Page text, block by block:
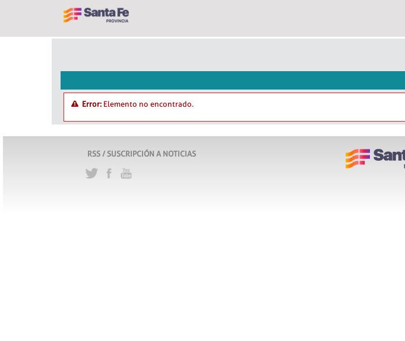
Error:Elemento no encontrado.
RSS / SUSCRIPCIÓN A NOTICIAS